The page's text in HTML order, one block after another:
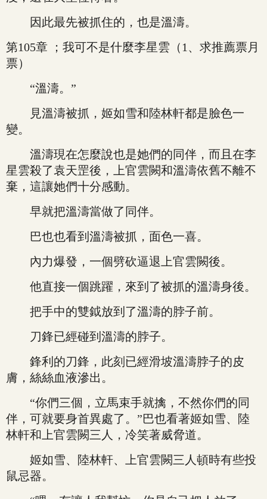
因此最先被抓住的，也是溫濤。
第105章 ；我可不是什麼李星雲（1、求推薦票月
票）
“溫濤。”
見溫濤被抓，姬如雪和陸林軒都是臉色一
變。
溫濤現在怎麼說也是她們的同伴，而且在李
星雲殺了袁天罡後，上官雲闕和溫濤依舊不離不
棄，這讓她們十分感動。
早就把溫濤當做了同伴。
巴也也看到溫濤被抓，面色一喜。
內力爆發，一個劈砍逼退上官雲闕後。
他直接一個跳躍，來到了被抓的溫濤身後。
把手中的雙鉞放到了溫濤的脖子前。
刀鋒已經碰到溫濤的脖子。
鋒利的刀鋒，此刻已經滑坡溫濤脖子的皮
膚，絲絲血液滲出。
“你們三個，立馬束手就擒，不然你們的同
伴，可就要身首異處了。”巴也看著姬如雪、陸
林軒和上官雲闕三人，冷笑著威脅道。
姬如雪、陸林軒、上官雲闕三人頓時有些投
鼠忌器。